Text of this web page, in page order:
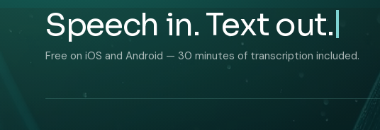
Speech in. Text out.
Free on iOS and Android — 30 minutes of transcription included.